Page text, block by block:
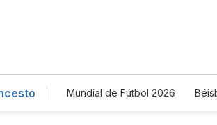
Mundial de Fútbol 2026